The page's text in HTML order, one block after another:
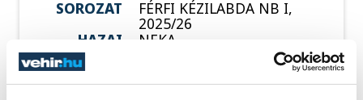
SOROZAT FÉRFI KÉZILABDA NB I,
2025/26
HAZAI
NEKA
VENDÉG
IDŐPONT
2026. MÁJUS 20. 18:15
HELYSZÍN
BALATONBOGLÁR, NEKA